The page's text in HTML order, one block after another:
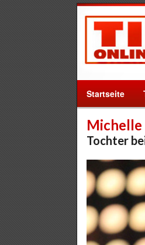
Startseite
Tochter